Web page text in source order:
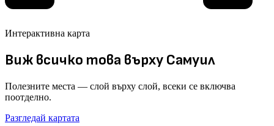
Интерактивна карта
Виж всичко това върху Самуил
Полезните места — слой върху слой, всеки се включва
поотделно.
Разгледай картата